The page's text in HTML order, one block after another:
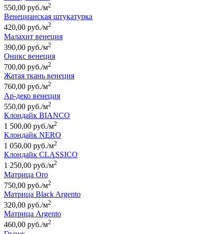
550,00 руб./м2
Венецианская штукатурка
420,00 руб./м2
Малахит венеция
390,00 руб./м2
Оникс венеция
700,00 руб./м2
Жатая ткань венеция
760,00 руб./м2
Ар-деко венеция
550,00 руб./м2
Клондайк BIANCO
1 500,00 руб./м2
Клондайк NERO
1 050,00 руб./м2
Клондайк CLASSICO
1 250,00 руб./м2
Матрица Oro
750,00 руб./м2
Матрица Black Argento
320,00 руб./м2
Матрица Argento
460,00 руб./м2